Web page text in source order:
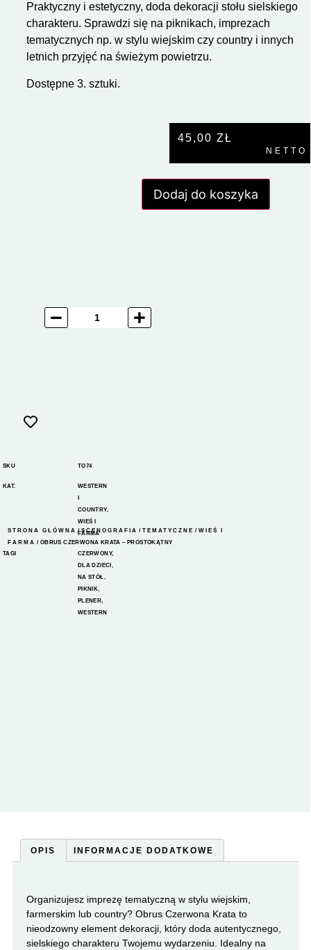
Praktyczny i estetyczny, doda dekoracji stołu sielskiego
charakteru. Sprawdzi się na piknikach, imprezach
tematycznych np. w stylu wiejskim czy country i innych
letnich przyjęć na świeżym powietrzu.
Dostępne 3. sztuki.
45,00 ZŁ
NETTO
Dodaj do koszyka
SKU TO74
KAT.
WESTERN
I
COUNTRY,
WIEŚ I
FARMA
TAGI CZERWONY,
DLA DZIECI
NA STÓŁ
PIKNIK
PLENER
WESTERN
STRONA GŁÓWNA /SCENOGRAFIA /TEMATYCZNE /WIEŚ I
FARMA / OBRUS CZERWONA KRATA – PROSTOKĄTNY
OPIS INFORMACJE DODATKOWE
Organizujesz imprezę tematyczną w stylu wiejskim,
farmerskim lub country? Obrus Czerwona Krata to
nieodzowny element dekoracji, który doda autentycznego,
sielskiego charakteru Twojemu wydarzeniu. Idealny na